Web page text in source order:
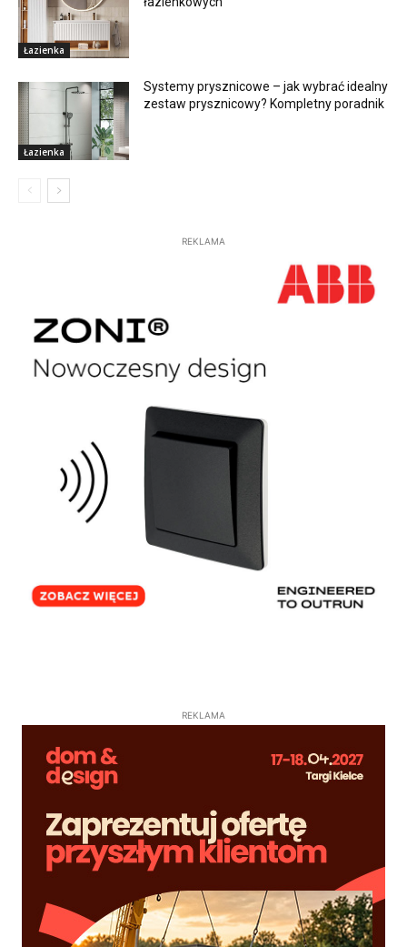
Łazienka
Łazienka
Systemy prysznicowe – jak wybrać idealny
zestaw prysznicowy? Kompletny poradnik
REKLAMA
REKLAMA